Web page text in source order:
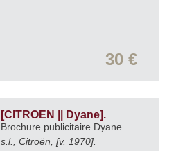
30 €
[CITROEN || Dyane].
Brochure publicitaire Dyane.
s.l., Citroën, [v. 1970].